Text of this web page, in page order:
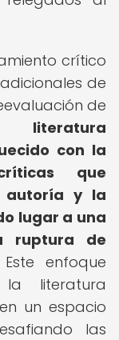
crítico
de
de
literatura
con la
que
autoría y la
lugar a una
ruptura de
Este enfoque
literatura
un espacio
las